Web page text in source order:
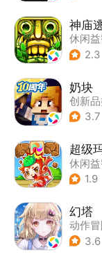
神庙
休闲
| 欧美
2.3
奶块
创新
| 开放
3.7
超级
休闲
| 儿童
1.9
幻塔
动作
| 奇幻
3.6